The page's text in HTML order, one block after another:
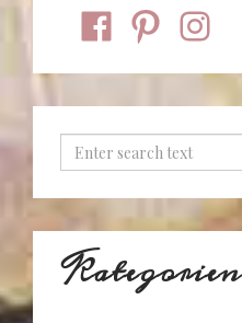
facebookpinterestinstagram
Kategorien